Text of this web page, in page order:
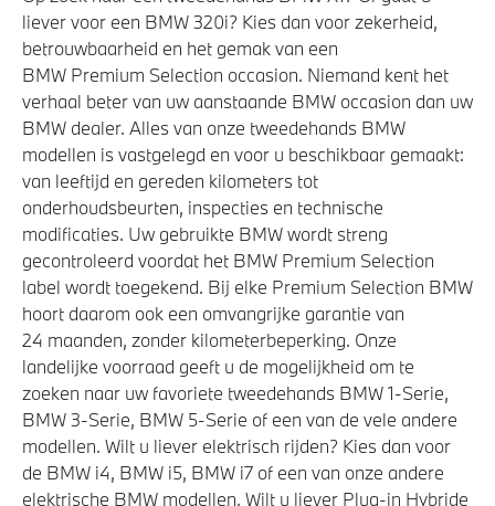
liever voor een BMW 320i? Kies dan voor zekerheid,
betrouwbaarheid en het gemak van een
BMW Premium Selection occasion. Niemand kent het
verhaal beter van uw aanstaande BMW occasion dan uw
BMW dealer. Alles van onze tweedehands BMW
modellen is vastgelegd en voor u beschikbaar gemaakt:
van leeftijd en gereden kilometers tot
onderhoudsbeurten, inspecties en technische
modificaties. Uw gebruikte BMW wordt streng
gecontroleerd voordat het BMW Premium Selection
label wordt toegekend. Bij elke Premium Selection BMW
hoort daarom ook een omvangrijke garantie van
24 maanden, zonder kilometerbeperking. Onze
landelijke voorraad geeft u de mogelijkheid om te
zoeken naar uw favoriete tweedehands BMW 1-Serie,
BMW 3-Serie, BMW 5-Serie of een van de vele andere
modellen. Wilt u liever elektrisch rijden? Kies dan voor
de BMW i4, BMW i5, BMW i7 of een van onze andere
elektrische BMW modellen. Wilt u liever Plug-in Hybride